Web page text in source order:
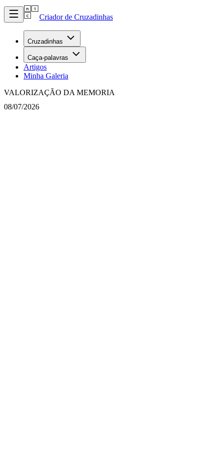
Criador de Cruzadinhas
Cruzadinhas
Caça-palavras
Artigos
Minha Galeria
VALORIZAÇÃO DA MEMORIA
08/07/2026